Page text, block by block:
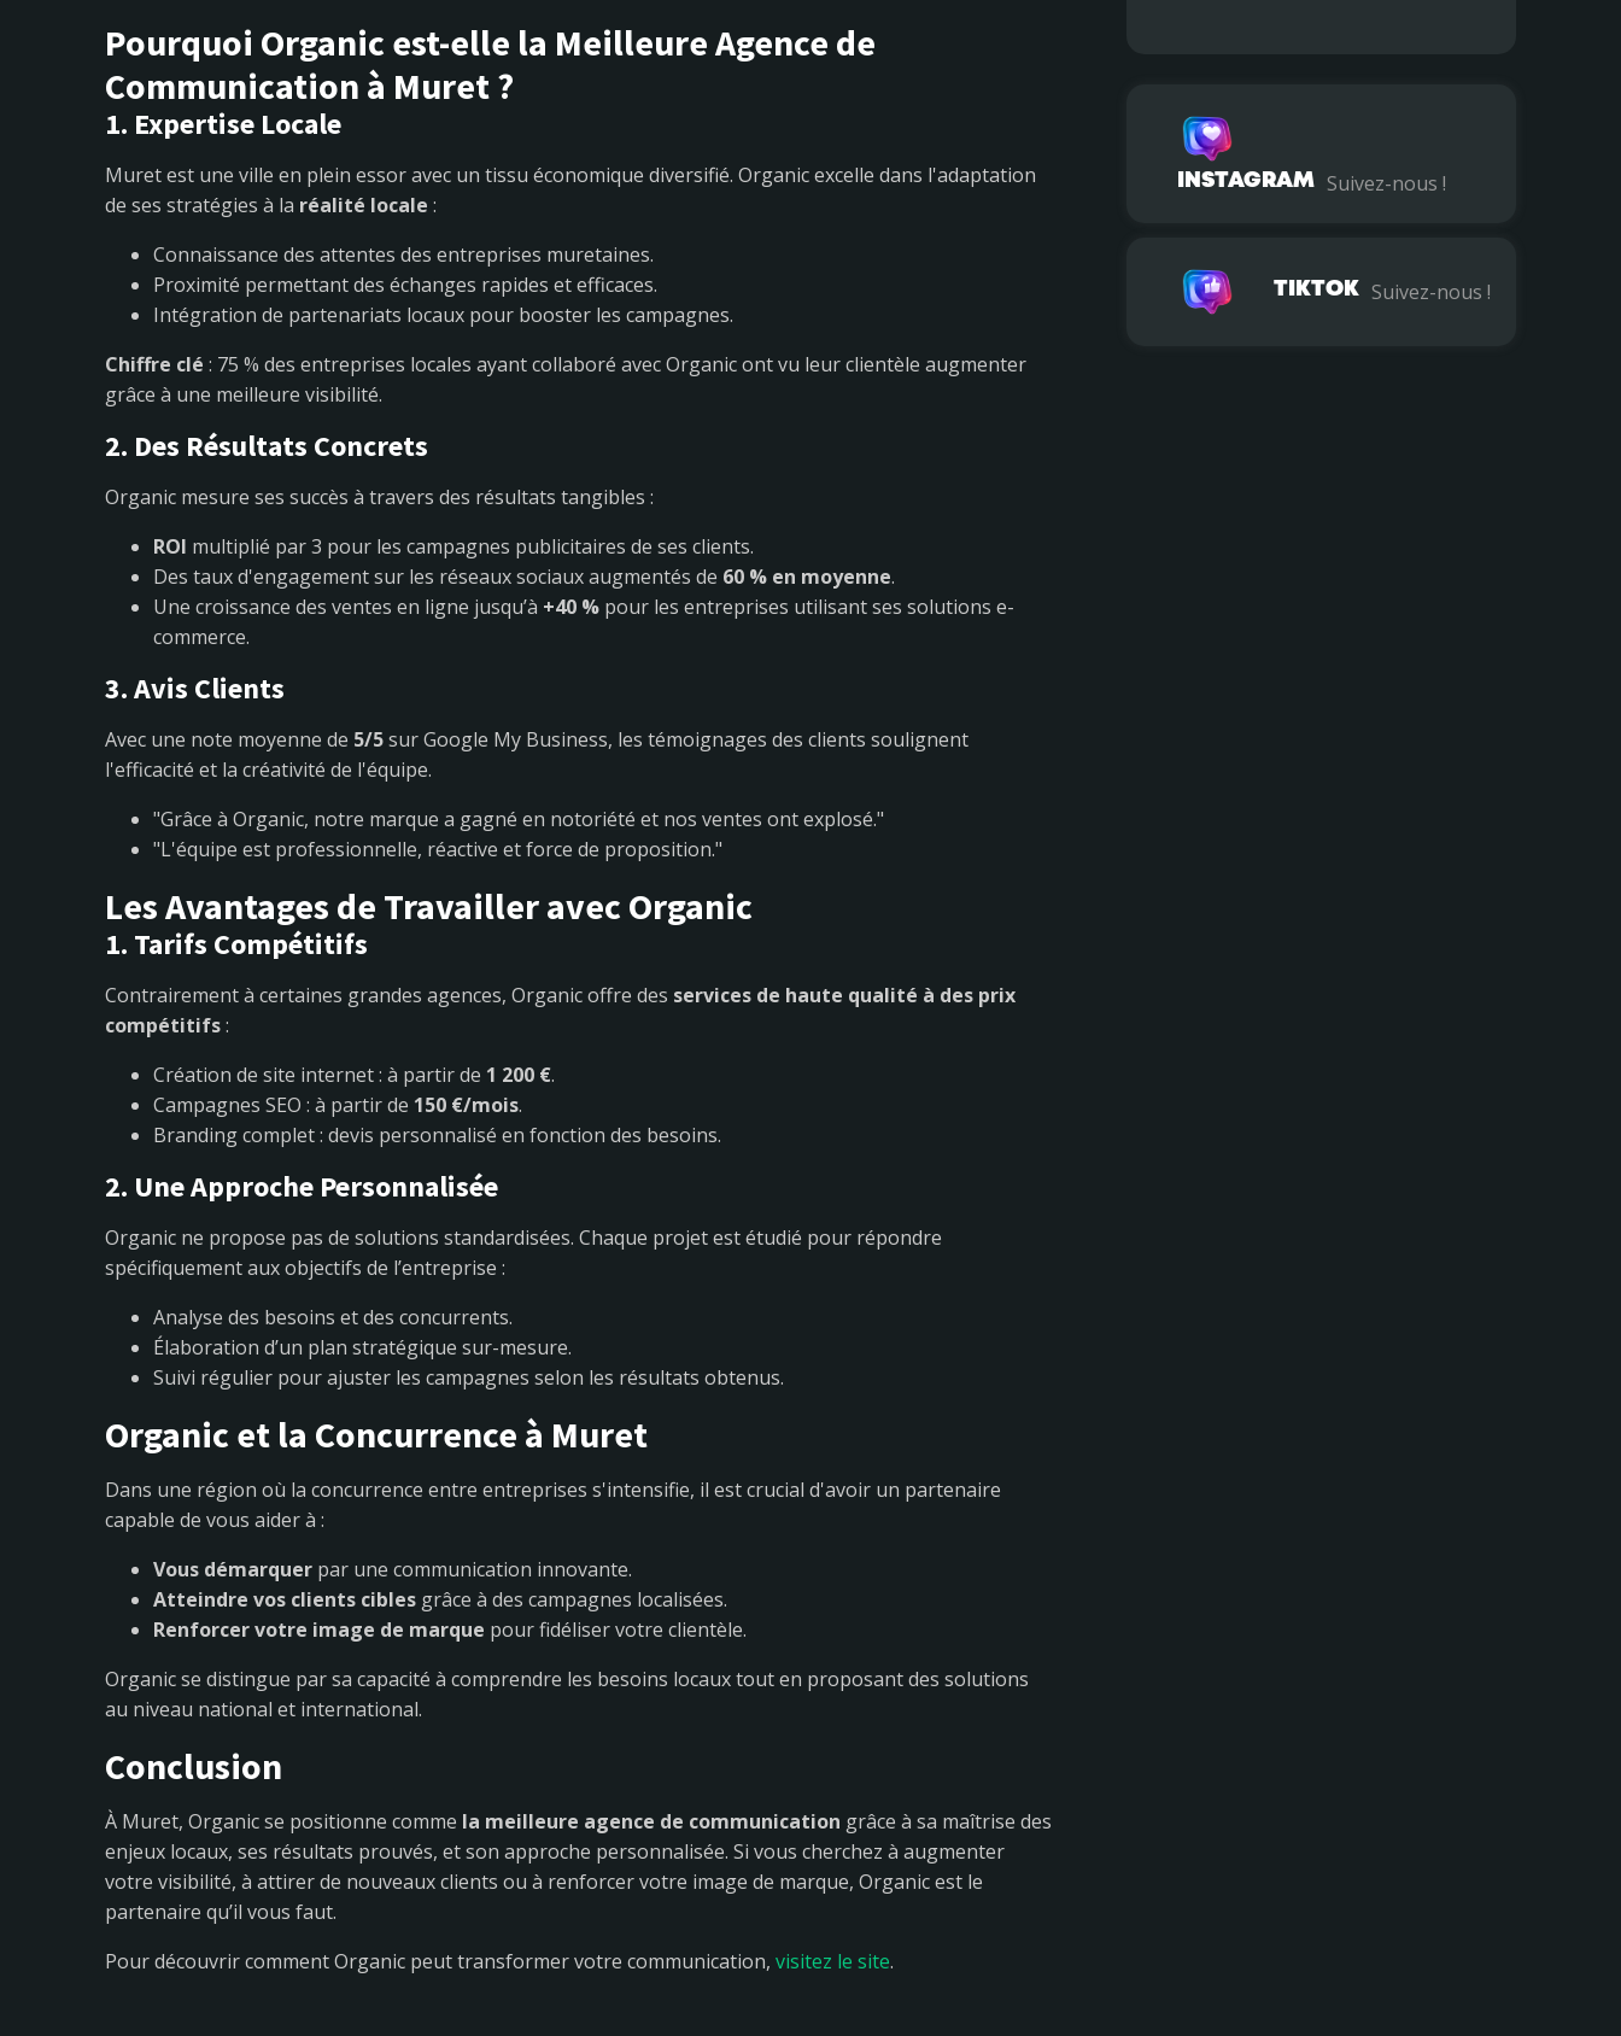
Pourquoi Organic est-elle la Meilleure Agence de
Communication à Muret ?
1. Expertise Locale
Muret est une ville en plein essor avec un tissu économique diversifié. Organic excelle dans l'adaptation
de ses stratégies à la réalité locale :
Connaissance des attentes des entreprises muretaines.
Proximité permettant des échanges rapides et efficaces.
Intégration de partenariats locaux pour booster les campagnes.
Chiffre clé : 75 % des entreprises locales ayant collaboré avec Organic ont vu leur clientèle augmenter
grâce à une meilleure visibilité.
2. Des Résultats Concrets
Organic mesure ses succès à travers des résultats tangibles :
ROI multiplié par 3 pour les campagnes publicitaires de ses clients.
Des taux d'engagement sur les réseaux sociaux augmentés de 60 % en moyenne.
Une croissance des ventes en ligne jusqu’à +40 % pour les entreprises utilisant ses solutions e-
commerce.
3. Avis Clients
Avec une note moyenne de 5/5sur Google My Business, les témoignages des clients soulignent
l'efficacité et la créativité de l'équipe.
"Grâce à Organic, notre marque a gagné en notoriété et nos ventes ont explosé."
"L'équipe est professionnelle, réactive et force de proposition."
Les Avantages de Travailler avec Organic
1. Tarifs Compétitifs
Contrairement à certaines grandes agences, Organic offre des services de haute qualité à des prix
compétitifs:
Création de site internet : à partir de 1 200 €.
Campagnes SEO : à partir de 150 €/mois.
Branding complet : devis personnalisé en fonction des besoins.
2. Une Approche Personnalisée
Organic ne propose pas de solutions standardisées. Chaque projet est étudié pour répondre
spécifiquement aux objectifs de l’entreprise :
Analyse des besoins et des concurrents.
Élaboration d’un plan stratégique sur-mesure.
Suivi régulier pour ajuster les campagnes selon les résultats obtenus.
Organic et la Concurrence à Muret
Dans une région où la concurrence entre entreprises s'intensifie, il est crucial d'avoir un partenaire
capable de vous aider à :
Vous démarquer par une communication innovante.
Atteindre vos clients cibles grâce à des campagnes localisées.
Renforcer votre image de marque pour fidéliser votre clientèle.
Organic se distingue par sa capacité à comprendre les besoins locaux tout en proposant des solutions
au niveau national et international.
Conclusion
À Muret, Organic se positionne comme la meilleure agence de communication grâce à sa maîtrise des
enjeux locaux, ses résultats prouvés, et son approche personnalisée. Si vous cherchez à augmenter
votre visibilité, à attirer de nouveaux clients ou à renforcer votre image de marque, Organic est le
partenaire qu’il vous faut.
Pour découvrir comment Organic peut transformer votre communication,visitez le site.
INSTAGRAM Suivez-nous !
TIKTOK Suivez-nous !